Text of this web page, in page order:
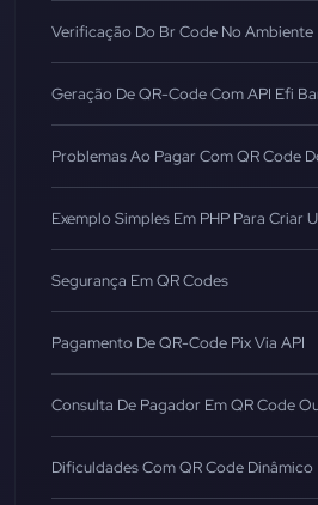
Verificação Do Br Code No
Geração De QR-Code Com API Efi
Problemas Ao Pagar Com QR Code
Exemplo Simples Em PHP Para Criar
Segurança Em QR Codes
Pagamento De QR-Code Pix Via API
Consulta De Pagador Em QR Code
Dificuldades Com QR Code Dinâmico